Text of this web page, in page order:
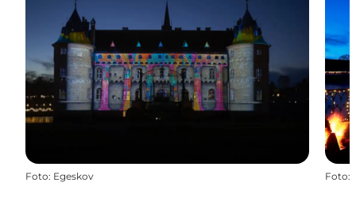
Foto: Egeskov Foto: